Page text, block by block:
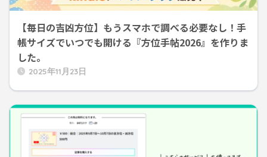
【毎日の吉凶方位】もうスマホで調べる必要なし！手
帳サイズでいつでも開ける『方位手帖2026』を作りま
した。
2025年11月23日